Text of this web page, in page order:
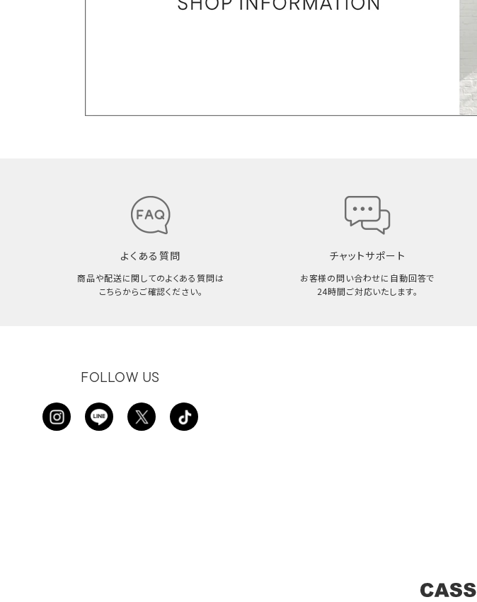
よくある質問
商品や配送に関してのよくある質問は
こちらからご確認ください。
チャットサポート
お客様の問い合わせに自動回答で
24時間ご対応いたします。
FOLLOW US